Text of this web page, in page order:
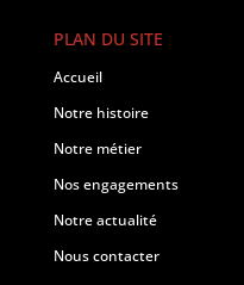
PLAN DU SITE
Accueil
Notre histoire
Notre métier
Nos engagements
Notre actualité
Nous contacter